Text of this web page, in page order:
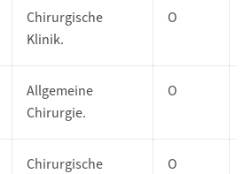
Chirurgische
Klinik.
O
Allgemeine
Chirurgie.
O
Chirurgische O